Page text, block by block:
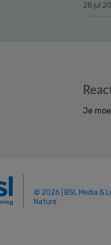
28 jul
Je
© 2026 | BSL Media &
Nature